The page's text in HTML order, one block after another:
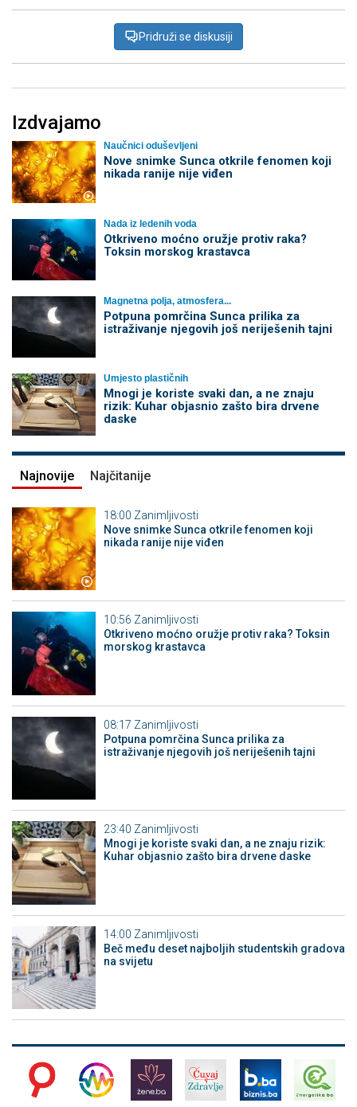
Pridruži se diskusiji
Izdvajamo
Naučnici oduševljeni
Nove snimke Sunca otkrile fenomen koji
nikada ranije nije viđen
Nada iz ledenih voda
Otkriveno moćno oružje protiv raka?
Toksin morskog krastavca
Magnetna polja, atmosfera...
Potpuna pomrčina Sunca prilika za
istraživanje njegovih još neriješenih tajni
Umjesto plastičnih
Mnogi je koriste svaki dan, a ne znaju
rizik: Kuhar objasnio zašto bira drvene
daske
Najnovije Najčitanije
18:00 Zanimljivosti
Nove snimke Sunca otkrile fenomen koji
nikada ranije nije viđen
10:56 Zanimljivosti
Otkriveno moćno oružje protiv raka? Toksin
morskog krastavca
08:17 Zanimljivosti
Potpuna pomrčina Sunca prilika za
istraživanje njegovih još neriješenih tajni
23:40 Zanimljivosti
Mnogi je koriste svaki dan, a ne znaju rizik:
Kuhar objasnio zašto bira drvene daske
14:00 Zanimljivosti
Beč među deset najboljih studentskih gradova
na svijetu